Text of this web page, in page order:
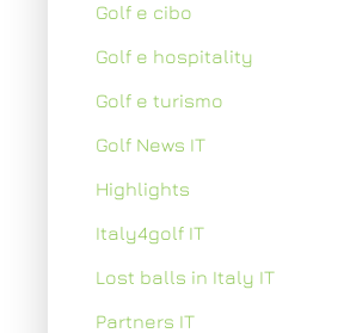
Golf e cibo
Golf e hospitality
Golf e turismo
Golf News IT
Highlights
Italy4golf IT
Lost balls in Italy IT
Partners IT